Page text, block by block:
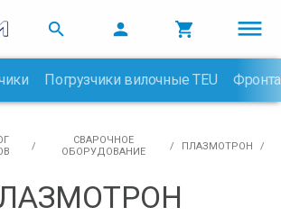
  
Погрузчики вилочные TEU
СВАРОЧНОЕ
ОБОРУДОВАНИЕ
ПЛАЗМОТРОН